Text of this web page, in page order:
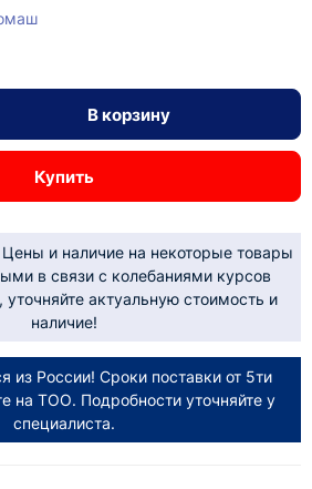
В корзину
Купить
и наличие на некоторые товары
в связи с колебаниями курсов
актуальную стоимость и
наличие!
из России! Сроки поставки от 5ти
на ТОО. Подробности уточняйте у
специалиста.